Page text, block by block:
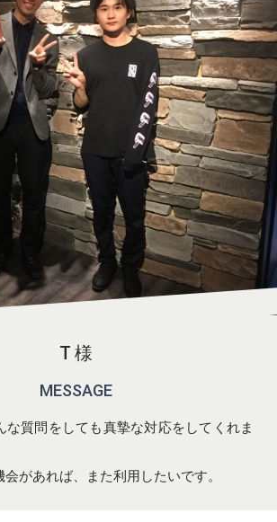
T 様
MESSAGE
な質問をしても真摯な対応をしてくれま
があれば、また利用したいです。